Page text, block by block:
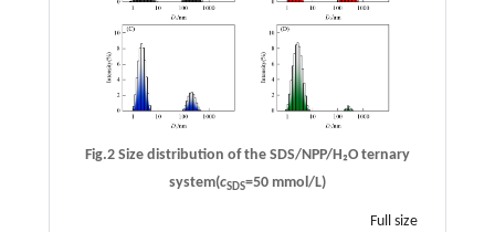
Fig.2 Size distribution of the SDS/NPP/H₂O ternary
system(cSDS=50 mmol/L)
Full size